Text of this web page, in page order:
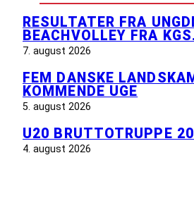
RESULTATER FRA
BEACHVOLLEY FRA
7. august 2026
FEM DANSKE
KOMMENDE UGE
5. august 2026
U20 BRUTTOTRUPPE
4. august 2026